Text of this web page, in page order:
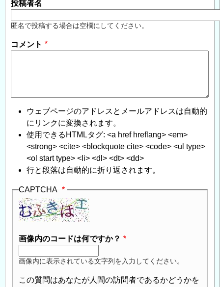
投稿者名
匿名で投稿する場合は空欄にしてください。
コメント
ウェブページのアドレスとメールアドレスは自動的
にリンクに変換されます。
使用できるHTMLタグ: <a href hreflang> <em>
<strong> <cite> <blockquote cite> <code> <ul type>
<ol start type> <li> <dl> <dt> <dd>
行と段落は自動的に折り返されます。
CAPTCHA
画像内のコードは何ですか？
画像内に表示されている文字列を入力してください。
この質問はあなたが人間の訪問者であるかどうかを